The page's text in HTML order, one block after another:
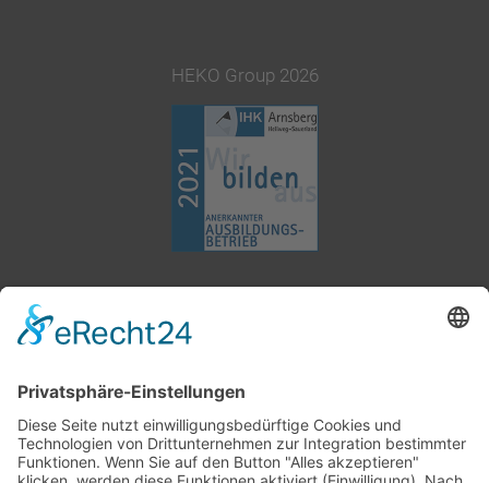
HEKO Group 2026
Datenschutz
AGB
Cookie-Einstellungen